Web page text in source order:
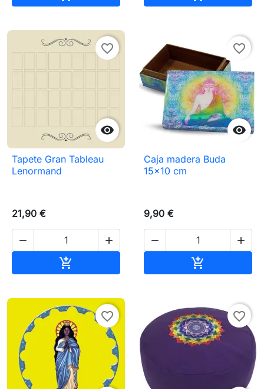

favorite_border
Tapete Gran Tableau
Lenormand
21,90 €
 


favorite_border
Caja madera Buda
15x10 cm
9,90 €
 

favorite_border favorite_border